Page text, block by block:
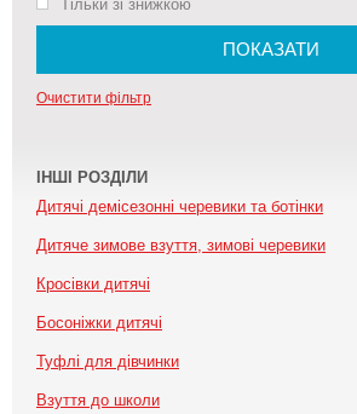
Тільки зі знижкою
ПОКАЗАТИ
Очистити фільтр
ІНШІ РОЗДІЛИ
Дитячі демісезонні черевики та ботінки
Дитяче зимове взуття, зимові черевики
Кросівки дитячі
Босоніжки дитячі
Туфлі для дівчинки
Взуття до школи